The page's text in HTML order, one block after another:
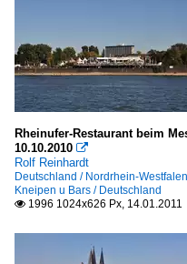
Rheinufer-Restaurant beim
10.10.2010 
Rolf Reinhardt
Deutschland / Nordrhein-
Kneipen u Bars / Deutschland
 1996 1024x626 Px, 14.01.2011